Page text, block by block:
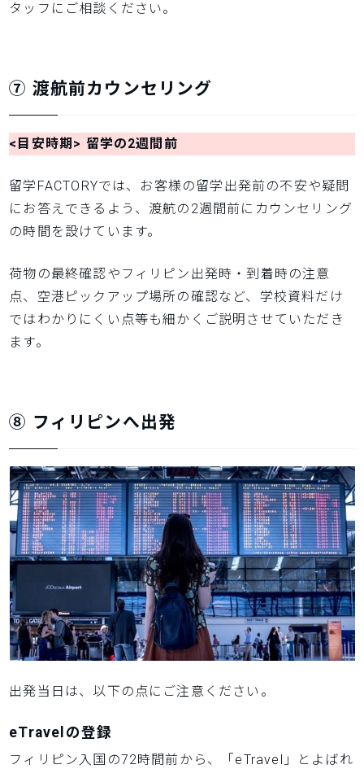
タッフにご相談ください。
⑦ 渡航前カウンセリング
<目安時期> 留学の2週間前
留学FACTORYでは、お客様の留学出発前の不安や疑問
にお答えできるよう、渡航の2週間前にカウンセリング
の時間を設けています。
荷物の最終確認やフィリピン出発時・到着時の注意
点、空港ピックアップ場所の確認など、学校資料だけ
ではわかりにくい点等も細かくご説明させていただき
ます。
⑧ フィリピンへ出発
出発当日は、以下の点にご注意ください。
eTravelの登録
フィリピン入国の72時間前から、「eTravel」とよばれ